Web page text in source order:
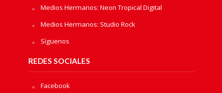
Medios Hermanos: Neon Tropical Digital
Medios Hermanos: Studio Rock
Sìguenos
REDES SOCIALES
Facebook